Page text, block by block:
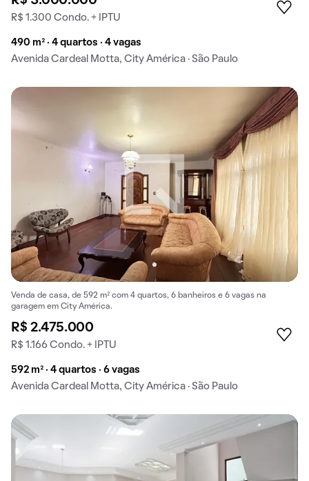
R$ 1.300 Condo. + IPTU
490 m² · 4 quartos · 4 vagas
Avenida Cardeal Motta, City América · São Paulo
Venda de casa, de 592 m² com 4 quartos, 6 banheiros e 6 vagas na
garagem em City América.
R$ 2.475.000
R$ 1.166 Condo. + IPTU
592 m² · 4 quartos · 6 vagas
Avenida Cardeal Motta, City América · São Paulo